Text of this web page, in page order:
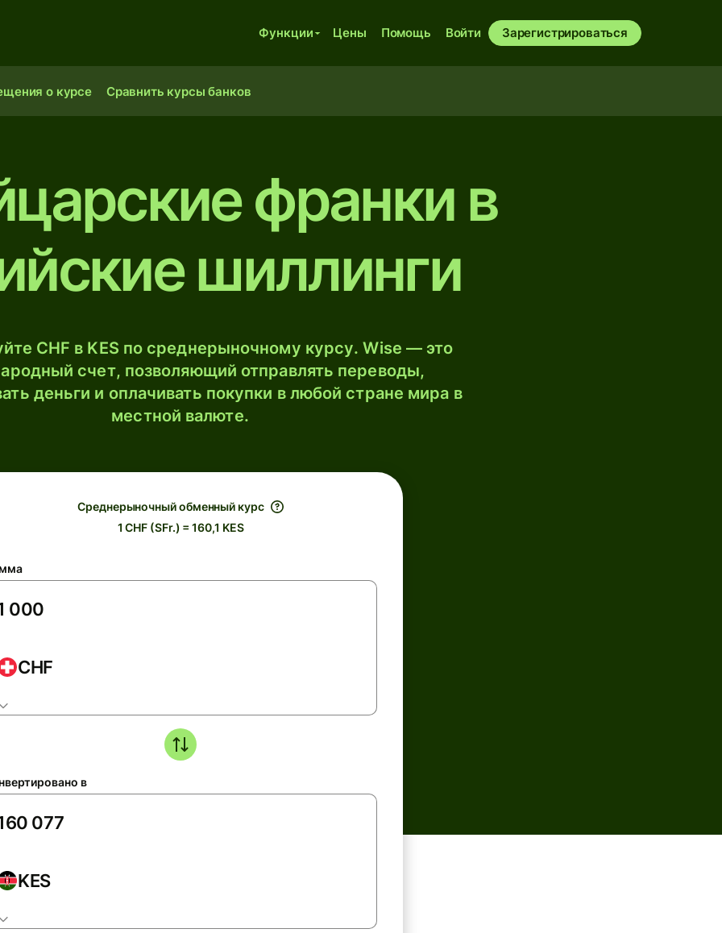
Функции Цены Помощь Войти Зарегистрироваться
о курсе Сравнить курсы банков
франки в
шиллинги
CHF в KES по среднерыночному курсу. Wise — это
счет, позволяющий отправлять переводы,
деньги и оплачивать покупки в любой стране мира в
местной валюте.
Среднерыночный обменный курс
1 CHF (SFr.) = 160,1 KES
CHF
в
KES